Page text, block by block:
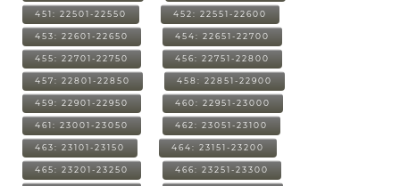
451: 22501-22550 452: 22551-22600
453: 22601-22650 454: 22651-22700
455: 22701-22750 456: 22751-22800
457: 22801-22850 458: 22851-22900
459: 22901-22950 460: 22951-23000
461: 23001-23050 462: 23051-23100
463: 23101-23150 464: 23151-23200
465: 23201-23250 466: 23251-23300